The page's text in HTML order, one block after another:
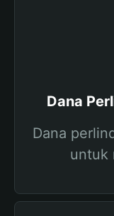
Dana
Dana
untuk